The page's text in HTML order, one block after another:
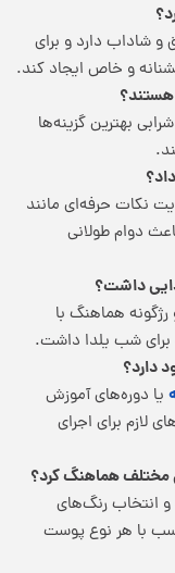
و شاداب دارد و برای
و خاص ایجاد کند.
بهترین گزینه‌ها
نکات حرفه‌ای مانند
دوام طولانی
داشت؟
هماهنگ با
شب یلدا داشت.
دارد؟
یا دوره‌های آموزش
لازم برای اجرای
مختلف هماهنگ کرد؟
و انتخاب رنگ‌های
با هر نوع پوست